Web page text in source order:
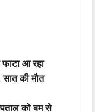
आ रहा
की मौत
को बम से